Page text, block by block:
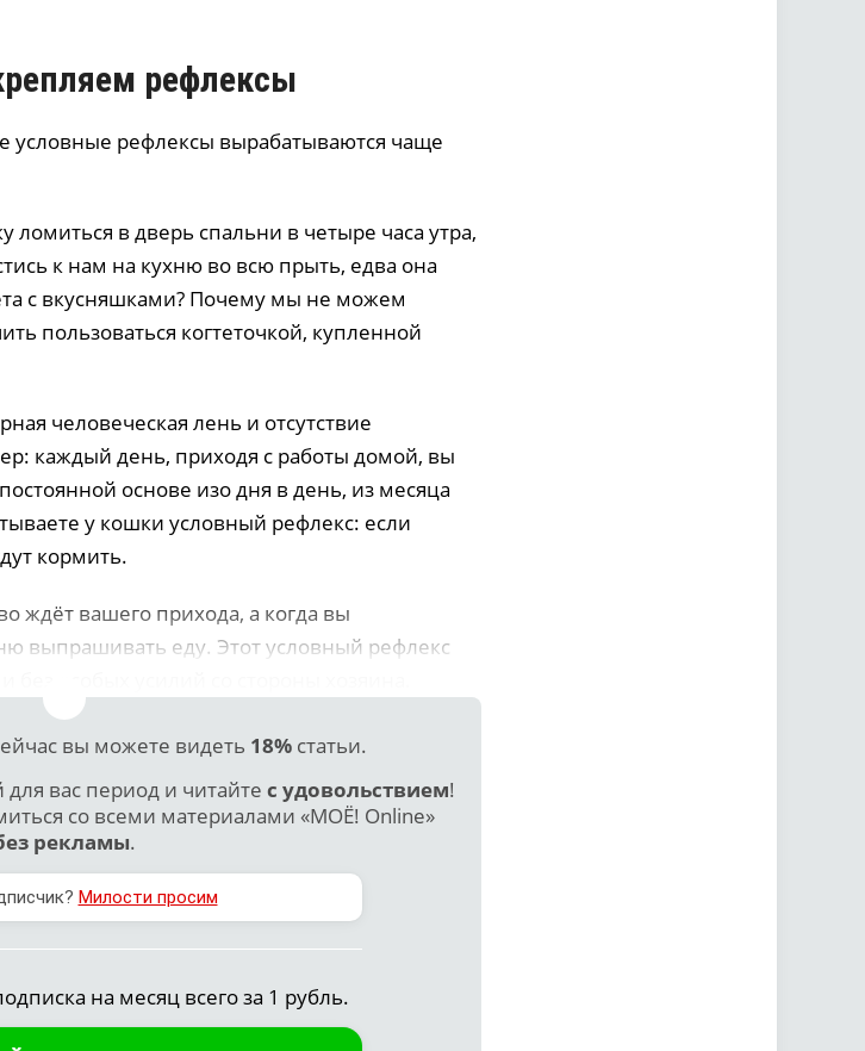
рефлексы
рефлексы вырабатываются чаще
в дверь спальни в четыре часа утра,
к нам на кухню во всю прыть, едва она
с вкусняшками? Почему мы не можем
пользоваться когтеточкой, купленной
человеческая лень и отсутствие
каждый день, приходя с работы домой, вы
основе изо дня в день, из месяца
у кошки условный рефлекс: если
кормить.
ждёт вашего прихода, а когда вы
выпрашивать еду. Этот условный рефлекс
вы можете видеть 18%статьи.
вас период и читайте с удовольствием!
со всеми материалами «МОЁ! Online»
рекламы.
Милости просим
на месяц всего за 1 рубль.